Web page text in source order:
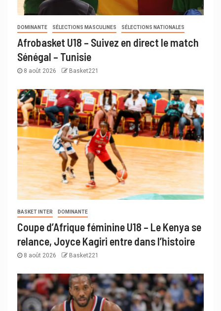
DOMINANTE SÉLECTIONS MASCULINES SÉLECTIONS NATIONALES
Afrobasket U18 – Suivez en direct le match
Sénégal – Tunisie
8 août 2026 Basket221
BASKET INTER DOMINANTE
Coupe d’Afrique féminine U18 – Le Kenya se
relance, Joyce Kagiri entre dans l’histoire
8 août 2026 Basket221